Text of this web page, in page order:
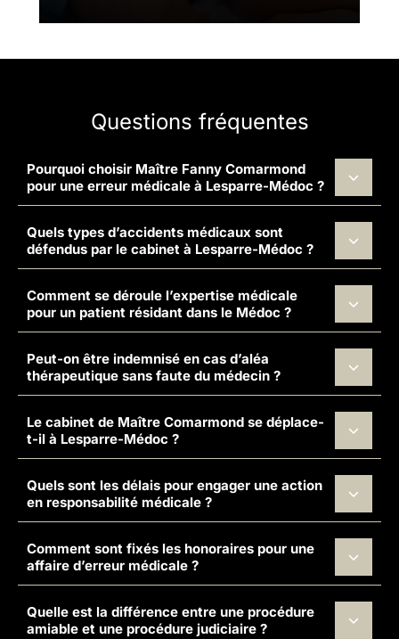
Questions fréquentes
Pourquoi choisir Maître Fanny Comarmond
pour une erreur médicale à Lesparre-Médoc ?
Quels types d’accidents médicaux sont
défendus par le cabinet à Lesparre-Médoc ?
Comment se déroule l’expertise médicale
pour un patient résidant dans le Médoc ?
Peut-on être indemnisé en cas d’aléa
thérapeutique sans faute du médecin ?
Le cabinet de Maître Comarmond se déplace-
t-il à Lesparre-Médoc ?
Quels sont les délais pour engager une action
en responsabilité médicale ?
Comment sont fixés les honoraires pour une
affaire d’erreur médicale ?
Quelle est la différence entre une procédure
amiable et une procédure judiciaire ?